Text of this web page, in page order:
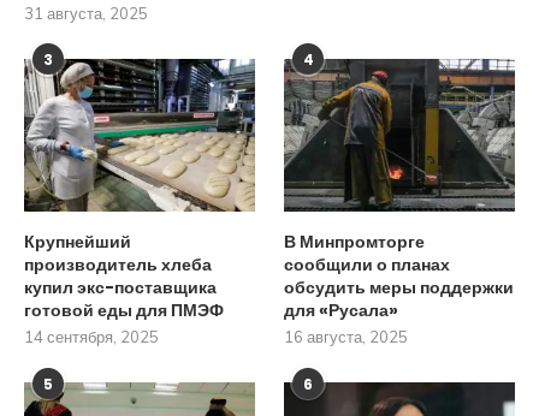
31 августа, 2025
3
Крупнейший
производитель хлеба
купил экс-поставщика
готовой еды для ПМЭФ
14 сентября, 2025
4
В Минпромторге
сообщили о планах
обсудить меры поддержки
для «Русала»
16 августа, 2025
5 6